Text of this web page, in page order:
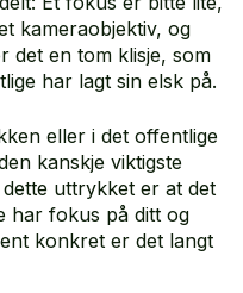
kameraobjektiv, og
det en tom klisje, som
har lagt sin elsk på.
eller i det offentlige
kanskje viktigste
uttrykket er at det
har fokus på ditt og
konkret er det langt